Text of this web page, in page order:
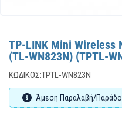
TP-LINK Mini Wireless
(TL-WN823N) (TPTL-
ΚΩΔΙΚΌΣ:TPTL-WN823N
Άμεση Παραλαβή/